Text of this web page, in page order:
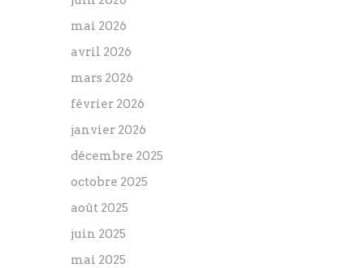
mai 2026
avril 2026
mars 2026
février 2026
janvier 2026
décembre 2025
octobre 2025
août 2025
juin 2025
mai 2025